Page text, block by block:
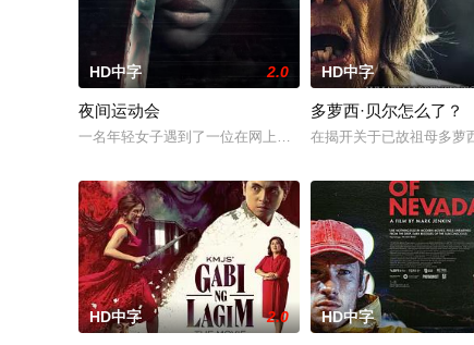
HD中字 2.0
夜间运动会
一名年轻女子遇到了一位在网上认识的富有男友。她很快发现
HD中字
多萝西·贝尔怎么了？
在揭开关于已故祖母多萝
HD中字 2.0 HD中字